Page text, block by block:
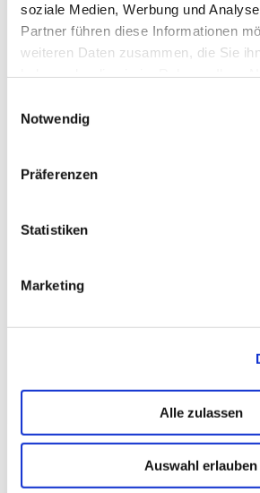
soziale Medien, Werbung und
Partner führen diese Informationen
weiteren Daten zusammen, die Sie
Notwendig
Präferenzen
Statistiken
Marketing
Alle zulassen
Auswahl erlauben
mAIstack → FOUNDATION
Einsatzbereit in Wochen, nicht
Amicable
Citizen Developer bauen Apps, IT
Schatten-IT wird zur Plattform